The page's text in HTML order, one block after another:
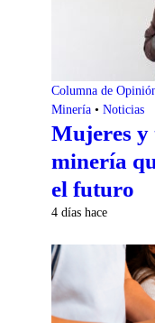
Columna de
Minería • Noticias
Mujeres y
minería
el futuro
4 días hace